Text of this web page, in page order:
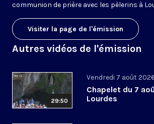
communion de prière avec les pèlerins à
Visiter la page de l'émission
Autres vidéos de l'émission
29:50
Vendredi 7 août 2026
Chapelet du 7
Lourdes